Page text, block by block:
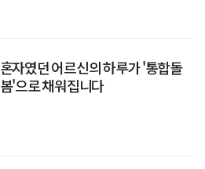
혼자였던 어르신의 하루가 '통합돌
봄'으로 채워집니다